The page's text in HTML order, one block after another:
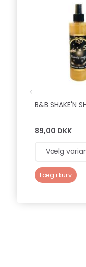
B&B SHAKE'N
89,00 DKK
Læg i kurv